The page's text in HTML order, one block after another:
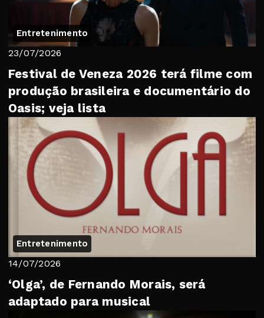
Entretenimento
23/07/2026
Festival de Veneza 2026 terá filme com
produção brasileira e documentário do
Oasis; veja lista
Entretenimento
14/07/2026
‘Olga’, de Fernando Morais, será
adaptado para musical